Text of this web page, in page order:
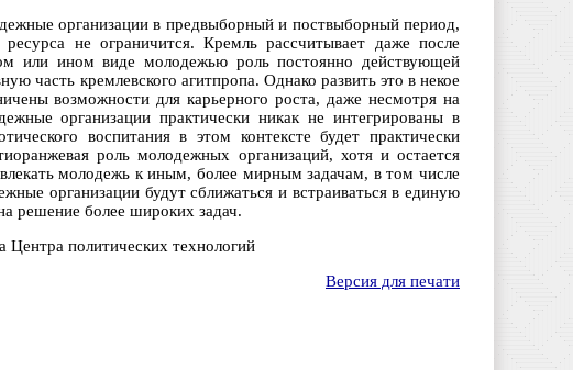
организации в предвыборный и поствыборный период,
не ограничится. Кремль рассчитывает даже после
или ином виде молодежью роль постоянно действующей
часть кремлевского агитпропа. Однако развить это в некое
возможности для карьерного роста, даже несмотря на
организации практически никак не интегрированы в
воспитания в этом контексте будет практически
роль молодежных организаций, хотя и остается
молодежь к иным, более мирным задачам, в том числе
организации будут сближаться и встраиваться в единую
решение более широких задач.
Центра политических технологий
Версия для печати